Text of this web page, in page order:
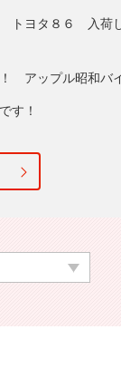
トヨタ８６ 入荷
アップル昭和バ
す！